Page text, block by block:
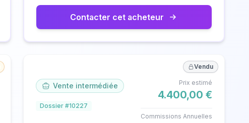
Contacter cet acheteur
Vendu
Vente intermédiée
Dossier #10227
Prix estimé
4.400,00 €
Commissions Annuelles